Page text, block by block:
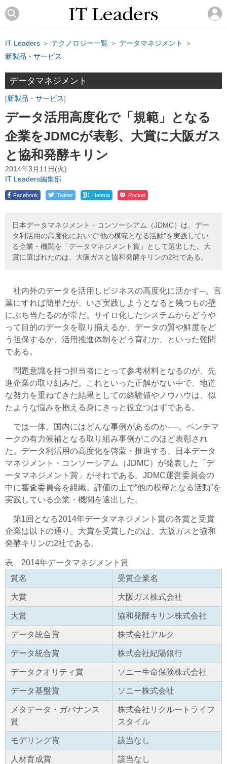
IT Leaders ＞ テクノロジー一覧 ＞ データマネジメント
＞
新製品・サービス
データマネジメント
新製品・サービス
データ活用高度化で「規範」となる
企業をJDMCが表彰、大賞に大阪ガス
と協和発酵キリン
2014年3月11日(火)
IT Leaders編集部
Facebook Twitter ! Hatena Pocket
日本データマネジメント・コンソーシアム（JDMC）は、デー
タ利活用の高度化において“他の模範となる活動”を実践してい
る企業・機関を「データマネジメント賞」として選出した。大
賞に選ばれたのは、大阪ガスと協和発酵キリンの2社である。
社内外のデータを活用しビジネスの高度化に活かす─。言
葉にすれば簡単だが、いざ実践しようとなると幾つもの壁
にぶち当たるのが常だ。サイロ化したシステムからどうや
って目的のデータを取り揃えるか、データの質や鮮度をど
う担保するか、活用推進体制をどう育むか、といった難問
である。
問題意識を持つ担当者にとって参考材料となるのが、先
進企業の取り組みだ。これといった正解がない中で、地道
な努力を重ねてきた結果としての経験値やノウハウは、似
たような悩みを抱える身にきっと役立つはずである。
では一体、国内にはどんな事例があるのか──。ベンチマ
ークの有力候補となる取り組み事例がこのほど表彰され
た。データ利活用の高度化を啓蒙・推進する、日本データ
マネジメント・コンソーシアム（JDMC）が発表した「デ
ータマネジメント賞」がそれである。JDMC運営委員会の
中に審査委員会を組織。評価の上で“他の模範となる活動”を
実践している企業・機関を選出した。
第1回となる2014年データマネジメント賞の各賞と受賞
企業は以下の通り。大賞を受賞したのは、大阪ガスと協和
発酵キリンの2社である。
表 2014年データマネジメント賞
賞名
受賞企業名
大賞 大阪ガス株式会社
大賞 協和発酵キリン株式会社
データ統合賞 株式会社アルク
データ統合賞 株式会社紀陽銀行
データクオリティ賞 ソニー生命保険株式会社
データ基盤賞 ソニー株式会社
メタデータ・ガバナンス
賞
株式会社リクルートライフ
スタイル
モデリング賞 該当なし
人材育成賞 該当なし